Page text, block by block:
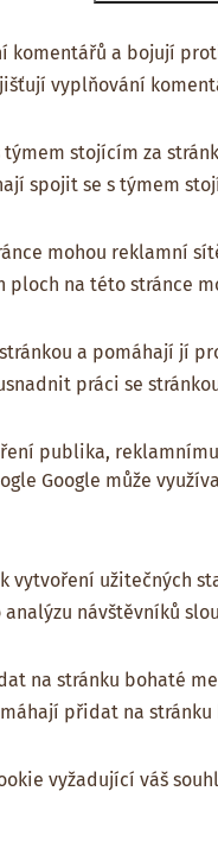
komentářů a bojují
vyplňování
stojícím za
spojit se s týmem
mohou reklamní
ploch na této stránce
a pomáhají jí
práci se
publika,
Google může
vytvoření užitečných
analýzu návštěvníků
na stránku bohaté
přidat na
vyžadující váš